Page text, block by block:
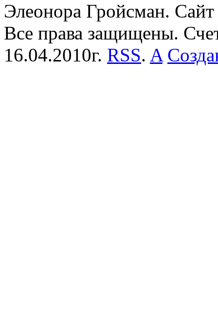
Элеонора Гройсман.
Все права защищены.
16.04.2010г. RSS. A